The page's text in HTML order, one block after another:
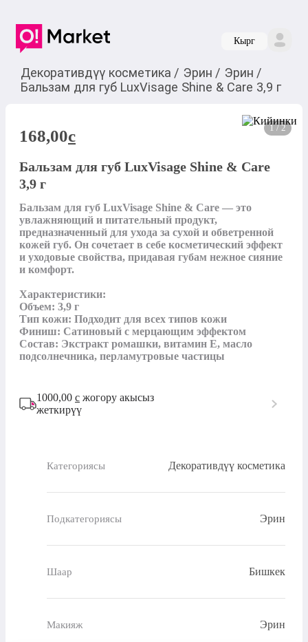
Кырг
Декоративдүү косметика / Эрин / Эрин /
Бальзам для губ LuxVisage Shine & Care 3,9 г
1 / 2
168,00c
Бальзам для губ LuxVisage Shine & Care
3,9 г
Бальзам для губ LuxVisage Shine & Care — это
увлажняющий и питательный продукт,
предназначенный для ухода за сухой и обветренной
кожей губ. Он сочетает в себе косметический эффект
и уходовые свойства, придавая губам нежное сияние
и комфорт.
Характеристики:
Объем: 3,9 г
Тип кожи: Подходит для всех типов кожи
Финиш: Сатиновый с мерцающим эффектом
Состав: Экстракт ромашки, витамин E, масло
подсолнечника, перламутровые частицы
1000,00 с жогору акысыз
жеткирүү
Категориясы Декоративдүү косметика
Подкатегориясы Эрин
Шаар Бишкек
Макияж Эрин